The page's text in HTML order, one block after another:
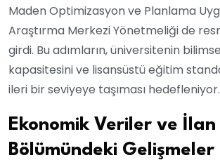
Maden Optimizasyon ve Planlama
Araştırma Merkezi Yönetmeliği de
girdi. Bu adımların, üniversitenin
kapasitesini ve lisansüstü eğitim
ileri bir seviyeye taşıması hedefleniyor.
Ekonomik Veriler ve İlan
Bölümündeki Gelişmeler